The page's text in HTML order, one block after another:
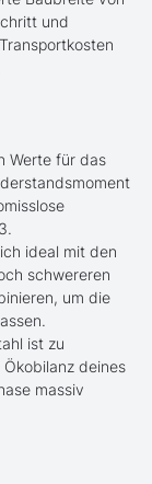
und
Werte für das
ideal mit den
schwereren
um die
ist zu
deines
massiv